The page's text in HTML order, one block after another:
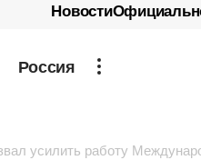
Новости
Россия
работу Международного